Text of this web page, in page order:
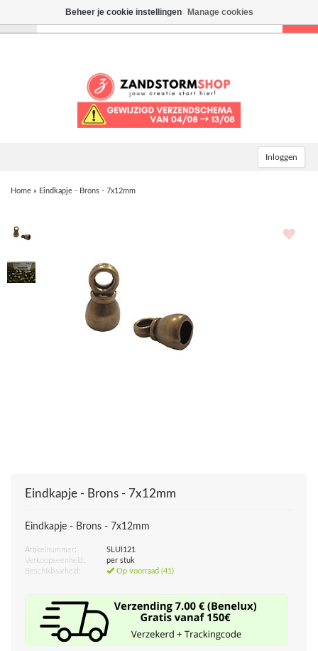
Inloggen
Home » Eindkapje - Brons - 7x12mm
Eindkapje - Brons - 7x12mm
Eindkapje - Brons - 7x12mm
Artikelnummer:
SLUI121
Verkoopseenheid:
per stuk
Beschikbaarheid:
Op voorraad (41)
Beheer je cookie instellingen Manage cookies